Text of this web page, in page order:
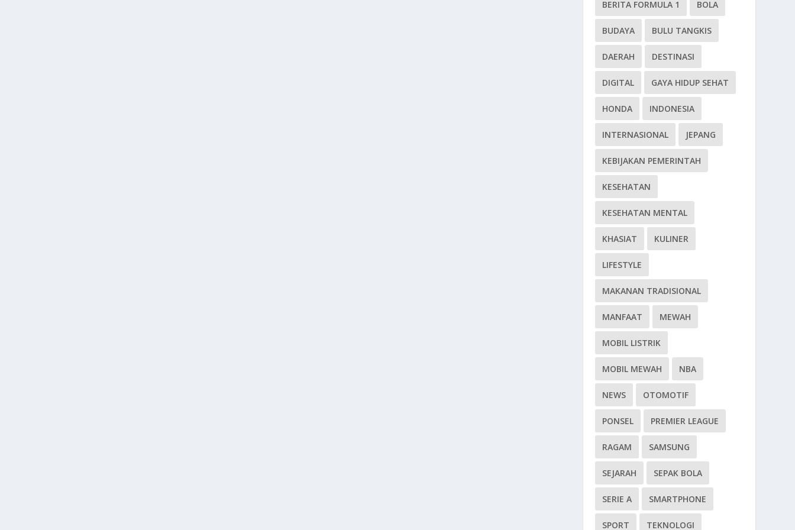
BERITA FORMULA 1 BOLA
BUDAYA BULU TANGKIS
DAERAH DESTINASI
DIGITAL GAYA HIDUP SEHAT
HONDA INDONESIA
INTERNASIONAL JEPANG
KEBIJAKAN PEMERINTAH
KESEHATAN
KESEHATAN MENTAL
KHASIAT KULINER
LIFESTYLE
MAKANAN TRADISIONAL
MANFAAT MEWAH
MOBIL LISTRIK
MOBIL MEWAH NBA
NEWS OTOMOTIF
PONSEL PREMIER LEAGUE
RAGAM SAMSUNG
SEJARAH SEPAK BOLA
SERIE A SMARTPHONE
SPORT TEKNOLOGI